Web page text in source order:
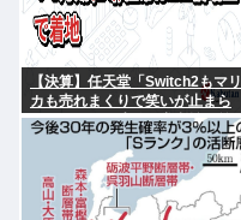
【決算】任天堂「Switch2もマリ
カも売れまくりで笑いが止まら
んどすえ！」連結経常利益は前
年同期比2.2倍の2061億円に